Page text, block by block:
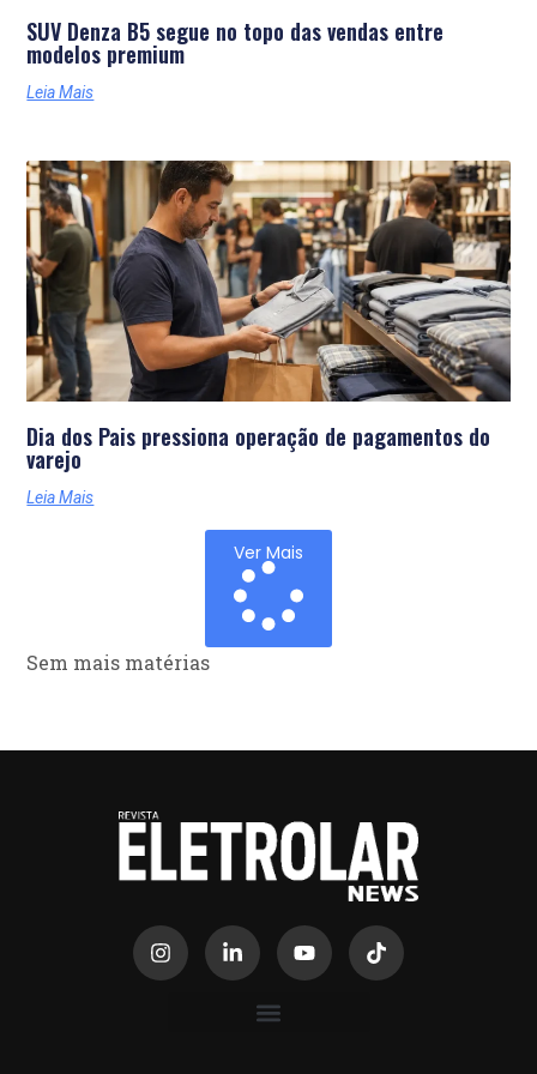
SUV Denza B5 segue no topo das vendas entre
modelos premium
Leia Mais
Dia dos Pais pressiona operação de pagamentos do
varejo
Leia Mais
Ver Mais
Sem mais matérias